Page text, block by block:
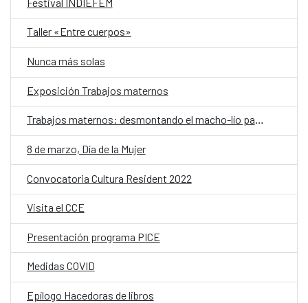
Taller «Entre cuerpos»
Nunca más solas
Exposición Trabajos maternos
Trabajos maternos: desmontando el macho-lío patriarcal
8 de marzo, Día de la Mujer
Convocatoria Cultura Resident 2022
Visita el CCE
Presentación programa PICE
Medidas COVID
Epílogo Hacedoras de libros